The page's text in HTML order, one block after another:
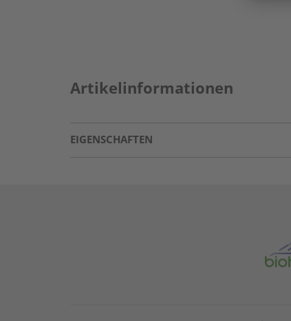
Artikelinformationen
EIGENSCHAFTEN